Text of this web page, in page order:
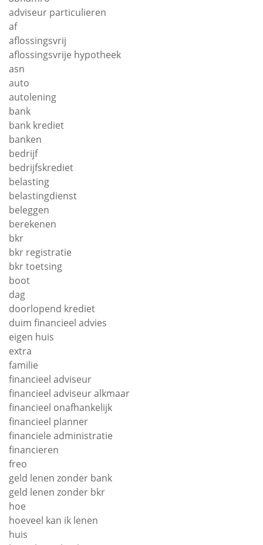
adviseur particulieren
af
aflossingsvrij
aflossingsvrije hypotheek
asn
auto
autolening
bank
bank krediet
banken
bedrijf
bedrijfskrediet
belasting
belastingdienst
beleggen
berekenen
bkr
bkr registratie
bkr toetsing
boot
dag
doorlopend krediet
duim financieel advies
eigen huis
extra
familie
financieel adviseur
financieel adviseur alkmaar
financieel onafhankelijk
financieel planner
financiele administratie
financieren
freo
geld lenen zonder bank
geld lenen zonder bkr
hoe
hoeveel kan ik lenen
huis